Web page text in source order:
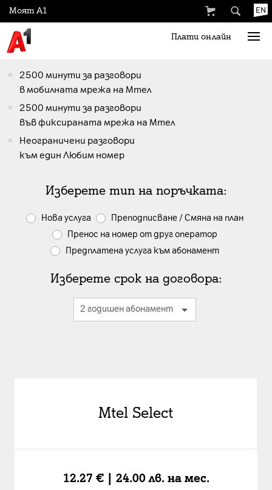
EN
Плати онлайн
Моят А1
2500 минути за разговори
в мобилната мрежа на Мтел
2500 минути за разговори
във фиксираната мрежа на Мтел
Неограничени разговори
към един Любим номер
Изберете тип на поръчката:
Нова услуга
Преподписване / Смяна на план
Пренос на номер от друг оператор
Предплатена услуга към абонамент
Изберете срок на договора:
Mtel Select
12.27 € | 24.00 лв. на мес.